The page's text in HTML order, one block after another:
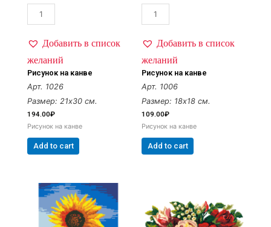
Добавить в список
желаний
Рисунок на канве
Арт. 1026
Размер: 21х30 см.
194.00₽
Рисунок на канве
Add to cart
Добавить в список
желаний
Рисунок на канве
Арт. 1006
Размер: 18х18 см.
109.00₽
Рисунок на канве
Add to cart